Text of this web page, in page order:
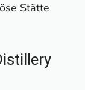
Stätte